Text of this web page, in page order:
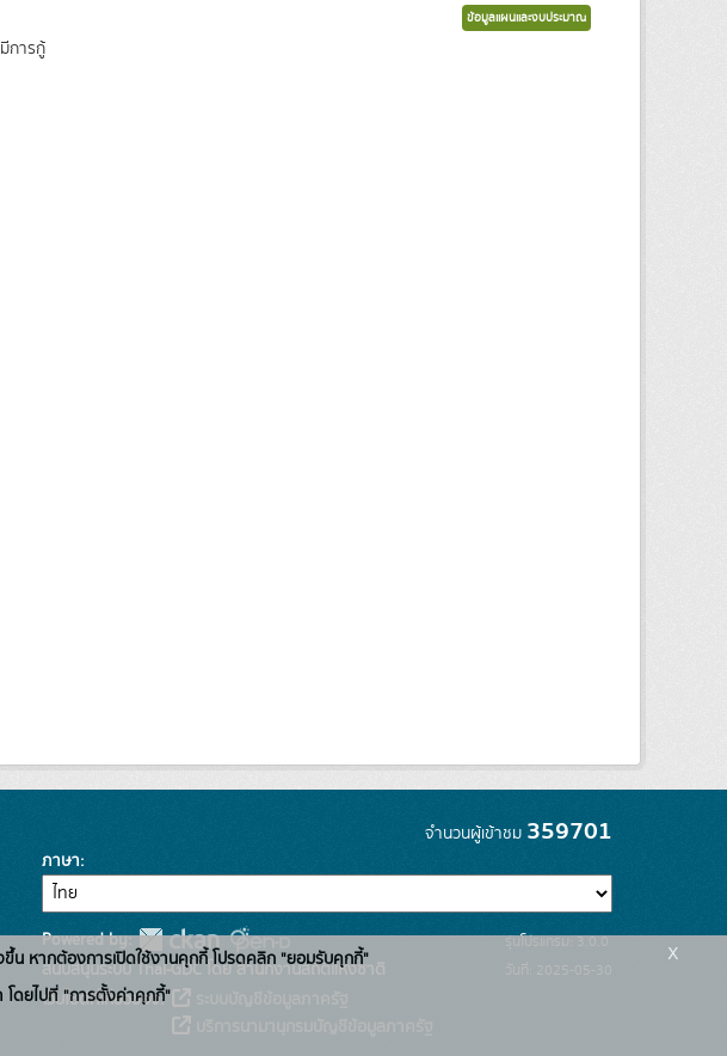
ข้อมูลแผนและงบประมาณ
การกู้
จำนวนผู้เข้าชม 359701
ภาษา
Powered by:
สนับสนุนระบบ Thai-GDC โดย สำนักงานสถิติแห่งชาติ
เว็บไซต์ที่เกี่ยวข้อง:
รุ่นโปรแกรม: 3.0.0
วันที่: 2025-05-30
ขึ้น หากต้องการเปิดใช้งานคุกกี้ โปรดคลิก "ยอมรับคุกกี้"
ดยไปที่ "การตั้งค่าคุกกี้"
x